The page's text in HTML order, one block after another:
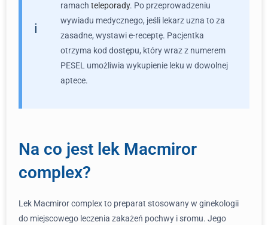
ramach teleporady. Po przeprowadzeniu
wywiadu medycznego, jeśli lekarz uzna to za
zasadne, wystawi e-receptę. Pacjentka
otrzyma kod dostępu, który wraz z numerem
PESEL umożliwia wykupienie leku w dowolnej
aptece.
Na co jest lek Macmiror
complex?
Lek Macmiror complex to preparat stosowany w ginekologii
do miejscowego leczenia zakażeń pochwy i sromu. Jego